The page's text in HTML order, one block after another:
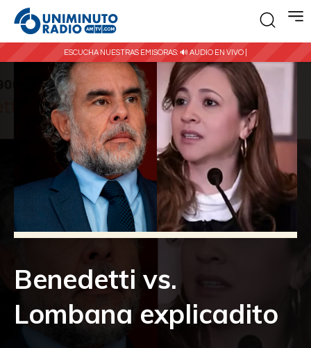
ESCUCHA NUESTRAS EMISORAS: 🔊 AUDIO EN VIVO |
Benedetti vs.
Lombana explicadito